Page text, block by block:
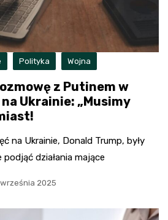
Polityka Wojna
z Putinem w
Ukrainie: „Musimy
na Ukrainie, Donald Trump, były
działania mające
2025